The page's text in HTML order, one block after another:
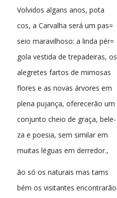
Volvidos algans anos, pota
cos, a Carvalha será um pas=
seio maravilhoso: a linda pér=
gola vestida de trepadeiras, os
alegretes fartos de mimosas
flores e as novas árvores em
plena pujança, oferecerão um
conjunto cheio de graça, bele-
za e poesia, sem similar em
muitas léguas em derredor.,
ão só os naturais mas tams
bém os visitantes encontrarão